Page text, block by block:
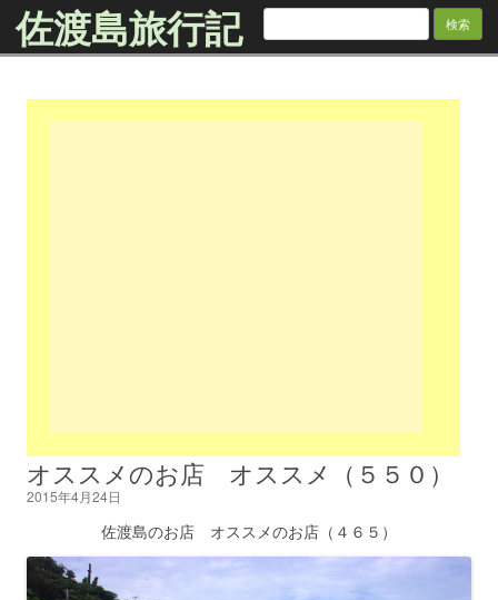
佐渡島旅行記 検
オススメのお店 オススメ（５５０）
2015年4月24日
佐渡島のお店 オススメのお店（４６５）